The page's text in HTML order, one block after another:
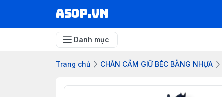
asop.vn
Danh mục
Trang chủ CHÂN CẮM GIỮ BÉC BẰNG NHỰA